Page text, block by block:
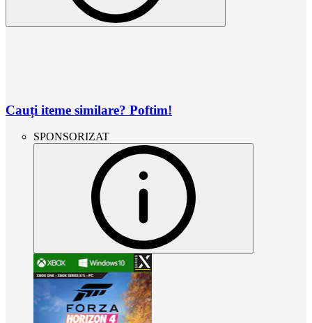
Cauți iteme similare? Poftim!
SPONSORIZAT